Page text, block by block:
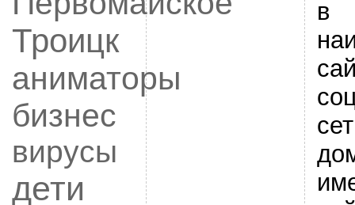
Троицк
аниматоры
бизнес
вирусы
дети
в